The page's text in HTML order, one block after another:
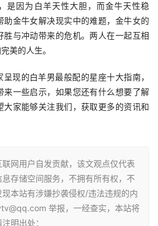
因为白羊天性大胆，而金牛天性稳
助金牛女解决现实中的难题，金牛女的
与冲动带来的危机。两人在一起互相
美的人生。
的白羊男最般配的星座十大指南，
来一些启示，如果您还有什么想要了解
大家能够关注我们，获取更多的资讯和
网用户自发贡献，该文观点仅代表
存储空间服务，不拥有所有权，不
本站有涉嫌抄袭侵权/违法违规的内
举报，一经查实，本站将
明出处：